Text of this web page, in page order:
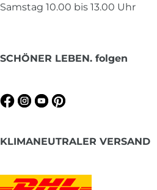
Samstag 10.00 bis 13.00 Uhr
SCHÖNER LEBEN. folgen
KLIMANEUTRALER VERSAND